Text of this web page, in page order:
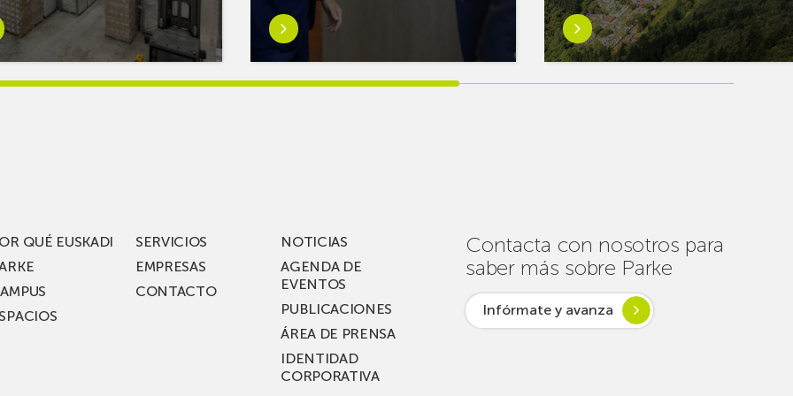
Saber
más
sobreMikel
Jauregi
de su
inversión total de
36
millones, busca impulsar desde
Saber
más
sobreEuskaltel
realiza
garantizar
la
conectividad
en
QUÉ EUSKADI
SERVICIOS
EMPRESAS
CONTACTO
NOTICIAS
AGENDA DE
EVENTOS
PUBLICACIONES
ÁREA DE PRENSA
IDENTIDAD
CORPORATIVA
Contacta con nosotros para
saber más sobre Parke
Infórmate y avanza